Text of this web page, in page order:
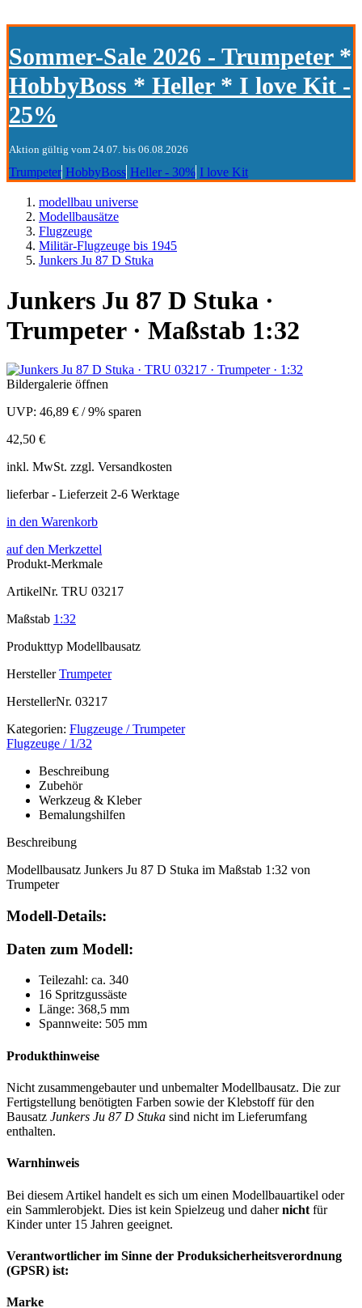
Sommer-Sale 2026 - Trumpeter *
HobbyBoss * Heller * I love Kit -
25%
Aktion gültig vom 24.07. bis 06.08.2026
Trumpeter HobbyBoss Heller - 30% I love Kit
modellbau universe
Modellbausätze
Flugzeuge
Militär-Flugzeuge bis 1945
Junkers Ju 87 D Stuka
Junkers Ju 87 D Stuka ·
Trumpeter · Maßstab 1:32
Bildergalerie öffnen
UVP: 46,89 € /9% sparen
42,50 €
inkl. MwSt. zzgl. Versandkosten
lieferbar - Lieferzeit 2-6 Werktage
in den Warenkorb
auf den Merkzettel
Produkt-Merkmale
ArtikelNr. TRU 03217
Maßstab 1:32
Produkttyp Modellbausatz
Hersteller Trumpeter
HerstellerNr. 03217
Kategorien: Flugzeuge / Trumpeter
Flugzeuge / 1/32
Beschreibung
Zubehör
Werkzeug & Kleber
Bemalungshilfen
Beschreibung
Modellbausatz Junkers Ju 87 D Stuka im Maßstab 1:32 von
Trumpeter
Modell-Details:
Daten zum Modell:
Teilezahl: ca. 340
16 Spritzgussäste
Länge: 368,5 mm
Spannweite: 505 mm
Produkthinweise
Nicht zusammengebauter und unbemalter Modellbausatz. Die zur
Fertigstellung benötigten Farben sowie der Klebstoff für den
Bausatz Junkers Ju 87 D Stuka sind nicht im Lieferumfang
enthalten.
Warnhinweis
Bei diesem Artikel handelt es sich um einen Modellbauartikel oder
ein Sammlerobjekt. Dies ist kein Spielzeug und dahernicht für
Kinder unter 15 Jahren geeignet.
Verantwortlicher im Sinne der Produksicherheitsverordnung
(GPSR) ist:
Marke